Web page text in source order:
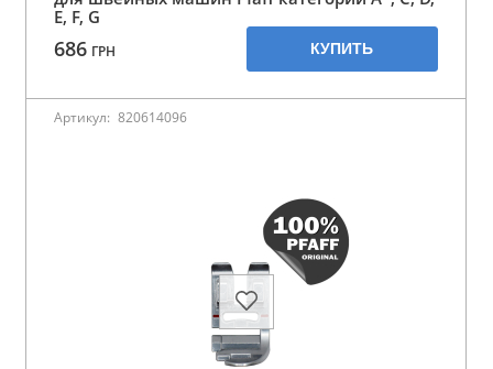
E, F, G
686 ГРН КУПИТЬ
Артикул: 820614096